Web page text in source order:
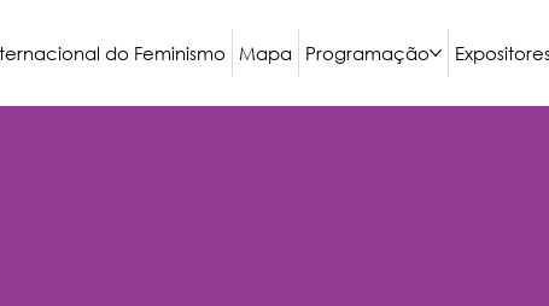
do Feminismo Mapa Programação